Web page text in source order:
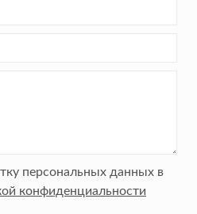
персональных данных в
конфиденциальности